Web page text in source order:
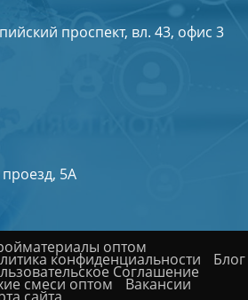
проспект, вл. 43, офис 3
5А
оптом
конфиденциальности Блог
Соглашение
смеси оптом Вакансии